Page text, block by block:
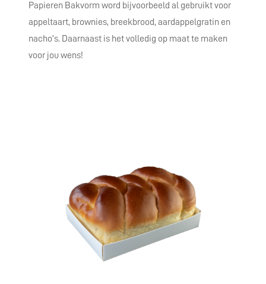
Papieren Bakvorm word bijvoorbeeld al gebruikt voor
appeltaart, brownies, breekbrood, aardappelgratin en
nacho’s. Daarnaast is het volledig op maat te maken
voor jou wens!